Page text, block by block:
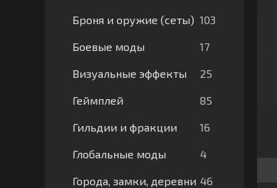
Броня и оружие (сеты) 103
Боевые моды 17
Визуальные эффекты 25
Геймплей 85
Гильдии и фракции 16
Глобальные моды 4
Города, замки, деревни 46